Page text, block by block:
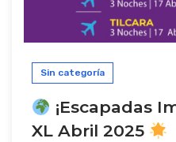
Sin categoría
¡Escapadas
XL Abril 2025